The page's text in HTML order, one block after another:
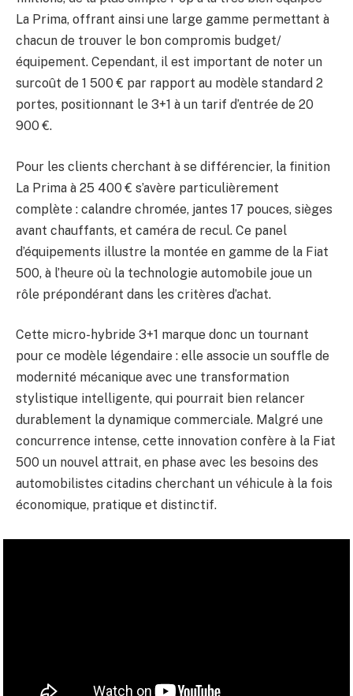
La Prima, offrant ainsi une large gamme permettant à
chacun de trouver le bon compromis budget/
équipement. Cependant, il est important de noter un
surcoût de 1 500 € par rapport au modèle standard 2
portes, positionnant le 3+1 à un tarif d’entrée de 20
900 €.
Pour les clients cherchant à se différencier, la finition
La Prima à 25 400 € s’avère particulièrement
complète : calandre chromée, jantes 17 pouces, sièges
avant chauffants, et caméra de recul. Ce panel
d’équipements illustre la montée en gamme de la Fiat
500, à l’heure où la technologie automobile joue un
rôle prépondérant dans les critères d’achat.
Cette micro-hybride 3+1 marque donc un tournant
pour ce modèle légendaire : elle associe un souffle de
modernité mécanique avec une transformation
stylistique intelligente, qui pourrait bien relancer
durablement la dynamique commerciale. Malgré une
concurrence intense, cette innovation confère à la Fiat
500 un nouvel attrait, en phase avec les besoins des
automobilistes citadins cherchant un véhicule à la fois
économique, pratique et distinctif.